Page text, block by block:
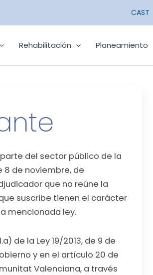
CAST
Rehabilitación Planeamiento
del sector público de la
8 de noviembre, de
que no reúne la
suscribe tienen el carácter
mencionada ley.
de la Ley 19/2013, de 9 de
y en el artículo 20 de
Valenciana, a través